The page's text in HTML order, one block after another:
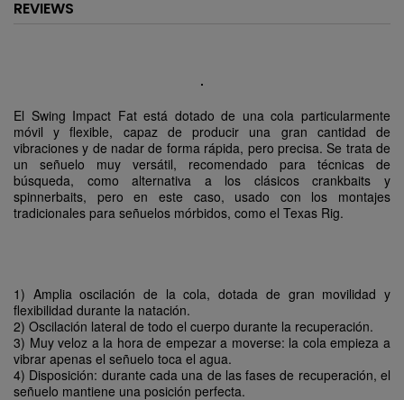
REVIEWS
El Swing Impact Fat está dotado de una cola particularmente
móvil y flexible, capaz de producir una gran cantidad de
vibraciones y de nadar de forma rápida, pero precisa. Se trata de
un señuelo muy versátil, recomendado para técnicas de
búsqueda, como alternativa a los clásicos crankbaits y
spinnerbaits, pero en este caso, usado con los montajes
tradicionales para señuelos mórbidos, como el Texas Rig.
1) Amplia oscilación de la cola, dotada de gran movilidad y
flexibilidad durante la natación.
2) Oscilación lateral de todo el cuerpo durante la recuperación.
3) Muy veloz a la hora de empezar a moverse: la cola empieza a
vibrar apenas el señuelo toca el agua.
4) Disposición: durante cada una de las fases de recuperación, el
señuelo mantiene una posición perfecta.